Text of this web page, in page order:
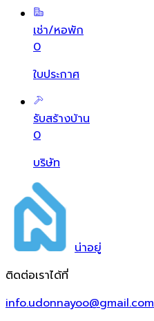
เช่า/หอพัก
0
ใบประกาศ
รับสร้างบ้าน
0
บริษัท
น่าอยู่
ติดต่อเราได้ที่
info.udonnayoo@gmail.com